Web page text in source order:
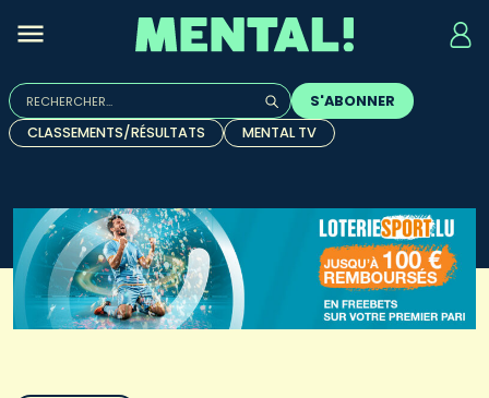
Rechercher :
Quand les résultats de l'auto-complétion sont
S'ABONNER
CLASSEMENTS/RÉSULTATS
MENTAL TV